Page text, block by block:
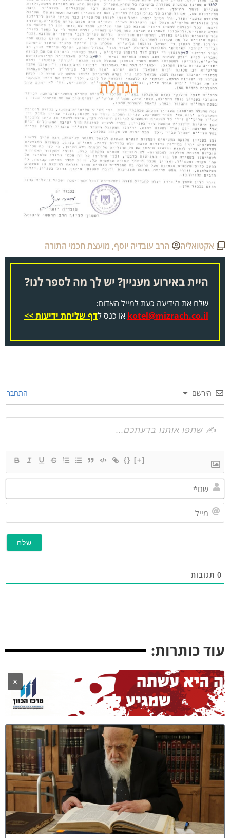
אקטואליה הרב עובדיה יוסף,מועצת חכמי התורה
היית באירוע מעניין? יש לך מה לספר לנו?
שלח את הידיעה כעת למייל האדום:
kotel@mizrach.co.ilאו כנס לדף שליחת ידיעות >>
הירשם התחבר
{} [+]
תגובות
כותרות:
×